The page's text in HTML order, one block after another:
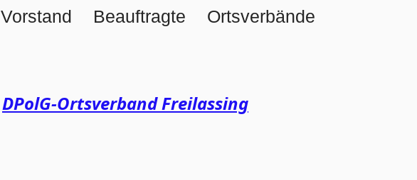
Vorstand Beauftragte Ortsverbände
DPolG-Ortsverband Freilassing